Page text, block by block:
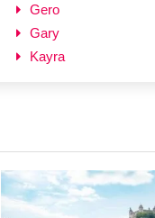
Gero
Gary
Kayra